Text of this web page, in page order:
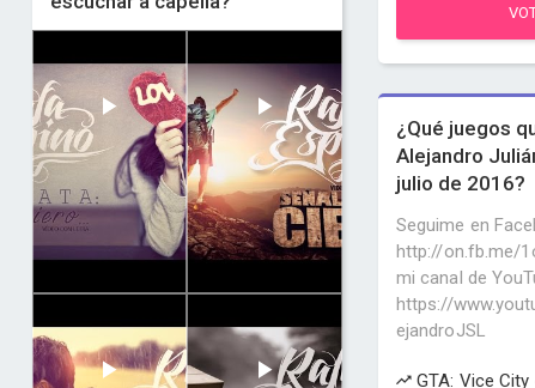
¿Qué juegos
Alejandro
julio de 2016?
Seguime en
http://on.fb.me/
mi canal de
https://
ejandroJSL
GTA: Vice